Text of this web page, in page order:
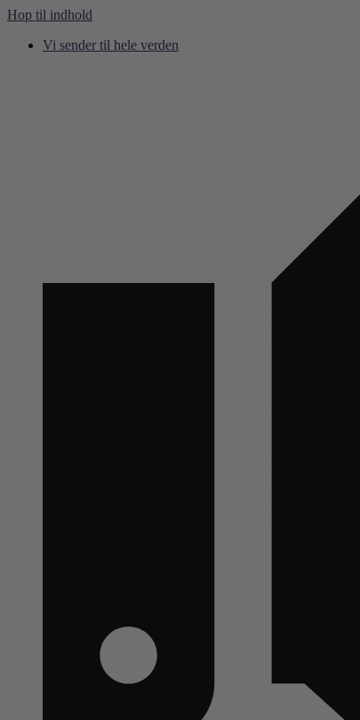
Hop til indhold
Vi sender til hele verden